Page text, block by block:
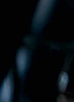
Tous nos